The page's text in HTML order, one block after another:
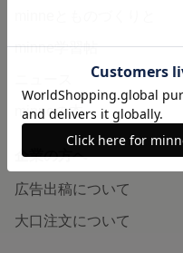
minne学習帖
minneの本
企業の方へ
広告出稿について
大口注文について